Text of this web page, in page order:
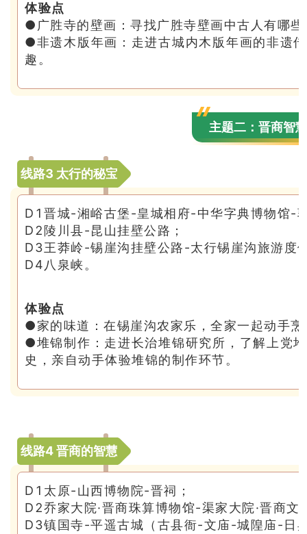
体验点
●广胜寺的壁画：寻找广胜寺壁画中古人有哪
●非遗木版年画：走进古城内木版年画的非遗
趣。
主题二：晋商智慧
线路3 太行的秘宝
D1晋城-湘峪古堡-皇城相府-中华字典博物馆-
D2陵川县-昆山挂壁公路；
D3王莽岭-锡崖沟挂壁公路-太行锡崖沟旅游度
D4八泉峡。
体验点
●家的味道：在锡崖沟农家乐，全家一起动手
●堆锦制作：走进长治堆锦研究所，了解上党
史，亲自动手体验堆锦的制作环节。
线路4 晋商的智慧
D1太原-山西博物院-晋祠；
D2乔家大院·晋商珠算博物馆-渠家大院·晋商文
D3镇国寺-平遥古城（古县衙-文庙-城隍庙-日